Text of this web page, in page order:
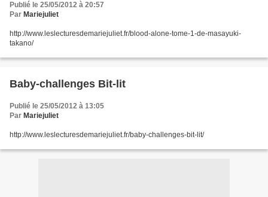
Publié le 25/05/2012 à 20:57
Par Mariejuliet
http://www.leslecturesdemariejuliet.fr/blood-alone-tome-1-de-masayuki-
takano/
Baby-challenges Bit-lit
Publié le 25/05/2012 à 13:05
Par Mariejuliet
http://www.leslecturesdemariejuliet.fr/baby-challenges-bit-lit/